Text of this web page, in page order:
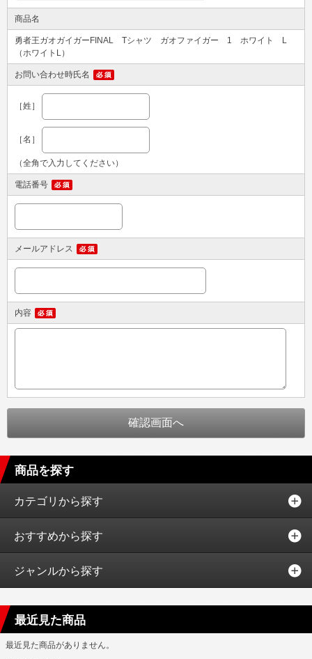
商品名
勇者王ガオガイガーFINAL Tシャツ ガオファイガー 1 ホワイト L
（ホワイトL）
お問い合わせ時氏名
［姓］
［名］
（全角で入力してください）
電話番号
メールアドレス
内容
商品を探す
カテゴリから探す
おすすめから探す
ジャンルから探す
最近見た商品
最近見た商品がありません。